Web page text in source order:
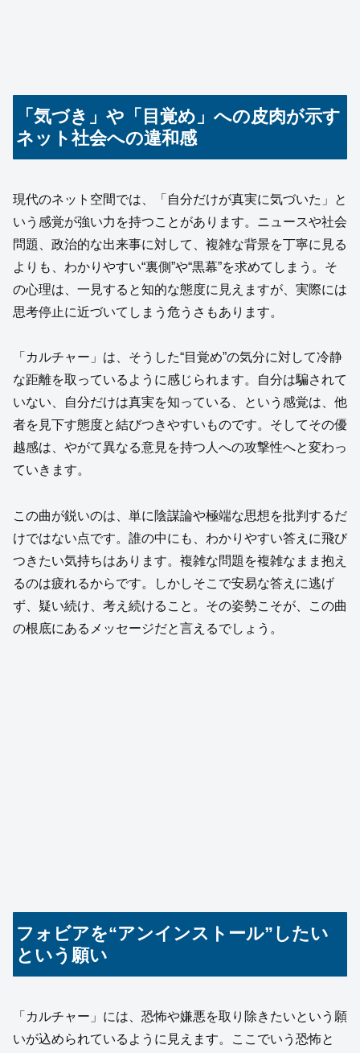
「気づき」や「目覚め」への皮肉が示す
ネット社会への違和感
現代のネット空間では、「自分だけが真実に気づいた」と
いう感覚が強い力を持つことがあります。ニュースや社会
問題、政治的な出来事に対して、複雑な背景を丁寧に見る
よりも、わかりやすい“裏側”や“黒幕”を求めてしまう。そ
の心理は、一見すると知的な態度に見えますが、実際には
思考停止に近づいてしまう危うさもあります。
「カルチャー」は、そうした“目覚め”の気分に対して冷静
な距離を取っているように感じられます。自分は騙されて
いない、自分だけは真実を知っている、という感覚は、他
者を見下す態度と結びつきやすいものです。そしてその優
越感は、やがて異なる意見を持つ人への攻撃性へと変わっ
ていきます。
この曲が鋭いのは、単に陰謀論や極端な思想を批判するだ
けではない点です。誰の中にも、わかりやすい答えに飛び
つきたい気持ちはあります。複雑な問題を複雑なまま抱え
るのは疲れるからです。しかしそこで安易な答えに逃げ
ず、疑い続け、考え続けること。その姿勢こそが、この曲
の根底にあるメッセージだと言えるでしょう。
フォビアを“アンインストール”したい
という願い
「カルチャー」には、恐怖や嫌悪を取り除きたいという願
いが込められているように見えます。ここでいう恐怖と